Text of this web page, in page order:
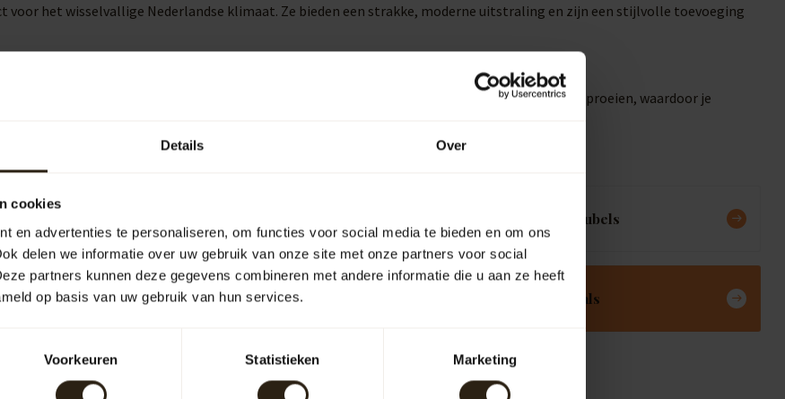
Details Over
cookies
en advertenties te personaliseren, om functies voor social media te bieden en om ons
delen we informatie over uw gebruik van onze site met onze partners voor social
partners kunnen deze gegevens combineren met andere informatie die u aan ze heeft
op basis van uw gebruik van hun services.
Voorkeuren Statistieken Marketing
het wisselvallige Nederlandse klimaat. Ze bieden een strakke, moderne uitstraling en zijn een stijlvolle toevoeging
aanzienlijk. Ze maken het eenvoudig om een gieter te vullen of direct je tuin te besproeien, waardoor je
Albrandswaard.
Meubels
& Barrel-Rent Deals